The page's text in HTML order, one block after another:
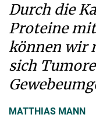
Durch die
Proteine
können wir
sich
MATTHIAS MANN